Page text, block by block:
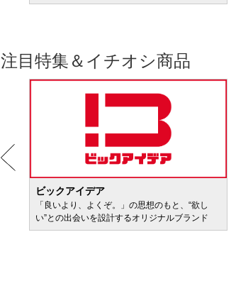
注目特集＆イチオシ商品
ビックアイデア
「良いより、よくぞ。」の思想のもと、“欲し
い”との出会いを設計するオリジナルブランド